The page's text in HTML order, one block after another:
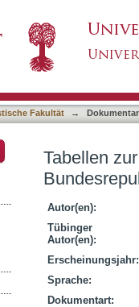
Fakultät →
Tabellen
Autor(en):
Tübinger
Autor(en):
Erscheinungsjahr:
Sprache:
Dokumentart: